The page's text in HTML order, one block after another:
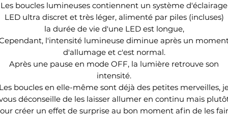
Les boucles lumineuses contiennent un système d'éclairage
LED ultra discret et très léger, alimenté par piles (incluses)
la durée de vie d'une LED est longue,
l'intensité lumineuse diminue après un
d'allumage et c'est normal.
Après une pause en mode OFF, la lumière retrouve son
intensité.
boucles en elle-même sont déjà des petites merveilles,
déconseille de les laisser allumer en continu mais
créer un effet de surprise au bon moment afin de les